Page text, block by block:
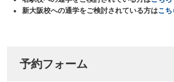
新大阪校への通学をご検討されている方はこち
予約フォーム